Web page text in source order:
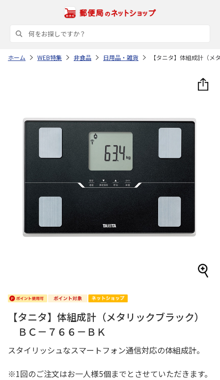
ホーム WEB特集 非食品 日用品・雑貨 【タニタ】体組成計（
【タニタ】体組成計（メタリックブラック）
ＢＣ－７６６－ＢＫ
スタイリッシュなスマートフォン通信対応の体組成計。
※1回のご注文はお一人様5個までとさせていただきます。